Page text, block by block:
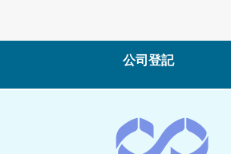
公司登記